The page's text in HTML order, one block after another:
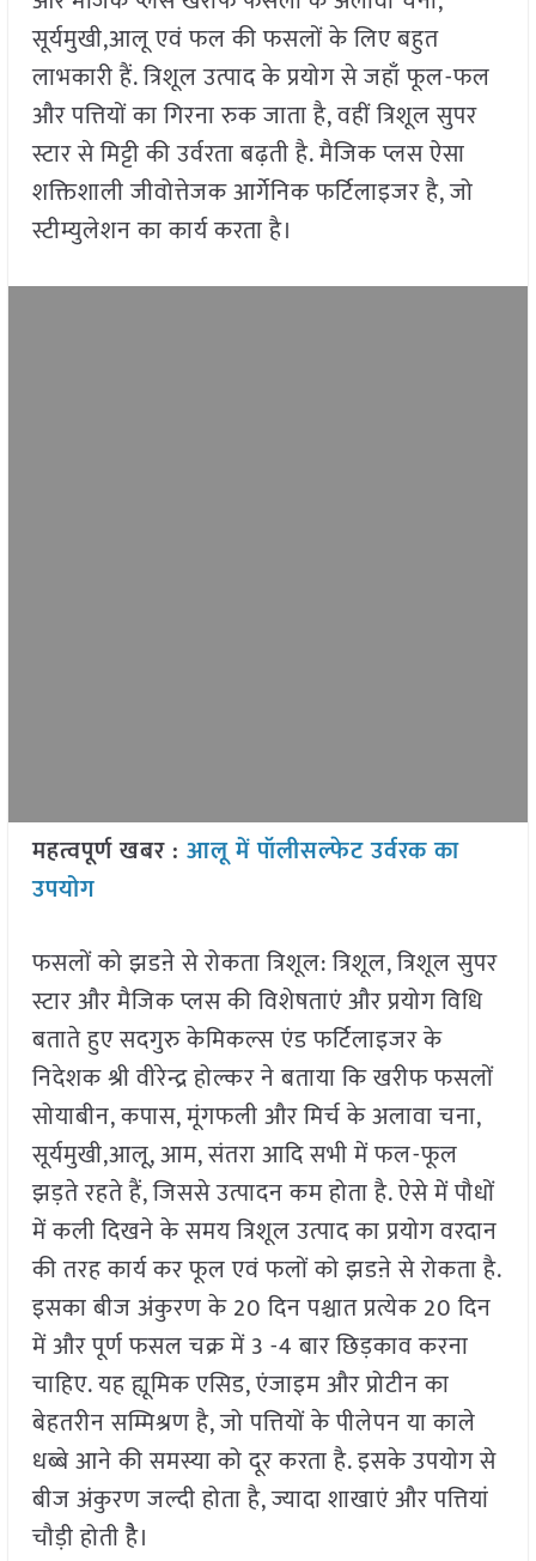
सूर्यमुखी,आलू एवं फल की फसलों के लिए बहुत
लाभकारी हैं. त्रिशूल उत्पाद के प्रयोग से जहाँ फूल-फल
और पत्तियों का गिरना रुक जाता है, वहीं त्रिशूल सुपर
स्टार से मिट्टी की उर्वरता बढ़ती है. मैजिक प्लस ऐसा
शक्तिशाली जीवोत्तेजक आर्गेनिक फर्टिलाइजर है, जो
स्टीम्युलेशन का कार्य करता है।
महत्वपूर्ण खबर : आलू में पॉलीसल्फेट उर्वरक का
उपयोग
फसलों को झडऩे से रोकता त्रिशूल: त्रिशूल, त्रिशूल सुपर
स्टार और मैजिक प्लस की विशेषताएं और प्रयोग विधि
बताते हुए सदगुरु केमिकल्स एंड फर्टिलाइजर के
निदेशक श्री वीरेन्द्र होल्कर ने बताया कि खरीफ फसलों
सोयाबीन, कपास, मूंगफली और मिर्च के अलावा चना,
सूर्यमुखी,आलू, आम, संतरा आदि सभी में फल-फूल
झड़ते रहते हैं, जिससे उत्पादन कम होता है. ऐसे में पौधों
में कली दिखने के समय त्रिशूल उत्पाद का प्रयोग वरदान
की तरह कार्य कर फूल एवं फलों को झडऩे से रोकता है.
इसका बीज अंकुरण के 20 दिन पश्चात प्रत्येक 20 दिन
में और पूर्ण फसल चक्र में 3 -4 बार छिड़काव करना
चाहिए. यह ह्यूमिक एसिड, एंजाइम और प्रोटीन का
बेहतरीन सम्मिश्रण है, जो पत्तियों के पीलेपन या काले
धब्बे आने की समस्या को दूर करता है. इसके उपयोग से
बीज अंकुरण जल्दी होता है, ज्यादा शाखाएं और पत्तियां
चौड़ी होती हैै।